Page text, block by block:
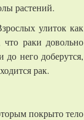
растений.
улиток как
раки довольно
него доберутся,
рак.
покрыто тело